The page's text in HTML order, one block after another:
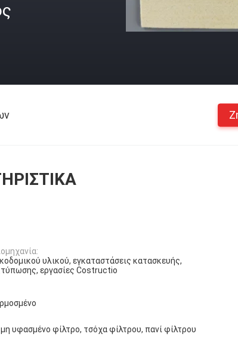
υλικού, εγκαταστάσεις κατασκευής,
εργασίες Costructio
υφασμένο φίλτρο, τσόχα φίλτρου, πανί φίλτρου